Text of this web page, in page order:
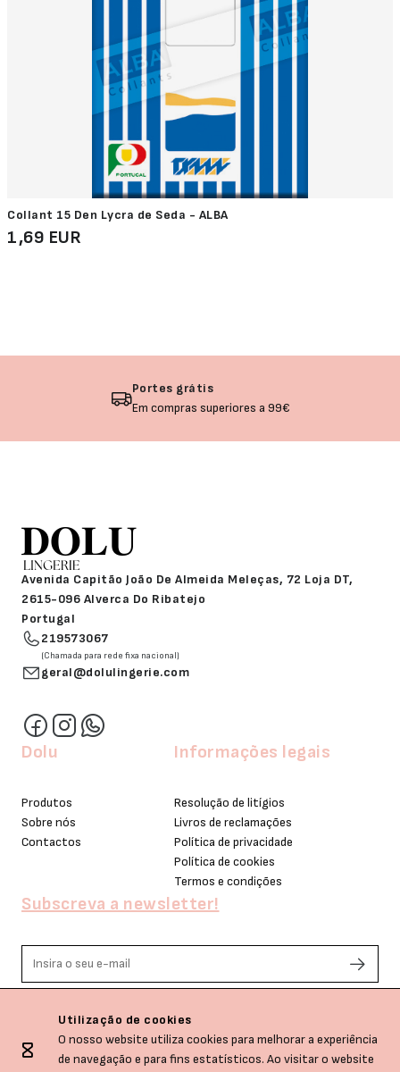
Collant 15 Den Lycra de Seda - ALBA
1,69 EUR
Devolução garantida
Não gostou? Troque o seu produto!
Avenida Capitão João De Almeida Meleças, 72 Loja DT,
2615-096 Alverca Do Ribatejo
Portugal
219573067
(Chamada para rede fixa nacional)
geral@dolulingerie.com
Dolu
Produtos
Sobre nós
Contactos
Informações legais
Resolução de litígios
Livros de reclamações
Política de privacidade
Política de cookies
Termos e condições
Subscreva a newsletter!
Utilização de cookies
O nosso website utiliza cookies para melhorar a experiência
de navegação e para fins estatísticos. Ao visitar o website